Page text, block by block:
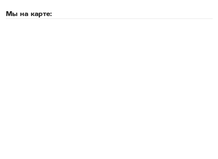
Мы на карте: